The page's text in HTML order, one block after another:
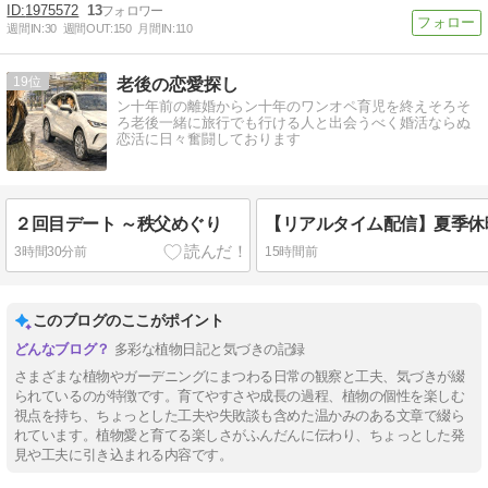
1975572 13
週間IN:30 週間OUT:150 月間IN:110
19 老後の恋愛探し
ン十年前の離婚からン十年のワンオペ育児を終えそろそ
ろ老後一緒に旅行でも行ける人と出会うべく婚活ならぬ
恋活に日々奮闘しております
２回目デート ～秩父めぐり
3時間30分前 15時間前
このブログのここがポイント
多彩な植物日記と気づきの記録
さまざまな植物やガーデニングにまつわる日常の観察と工夫、気づきが綴
られているのが特徴です。育てやすさや成長の過程、植物の個性を楽しむ
視点を持ち、ちょっとした工夫や失敗談も含めた温かみのある文章で綴ら
れています。植物愛と育てる楽しさがふんだんに伝わり、ちょっとした発
見や工夫に引き込まれる内容です。